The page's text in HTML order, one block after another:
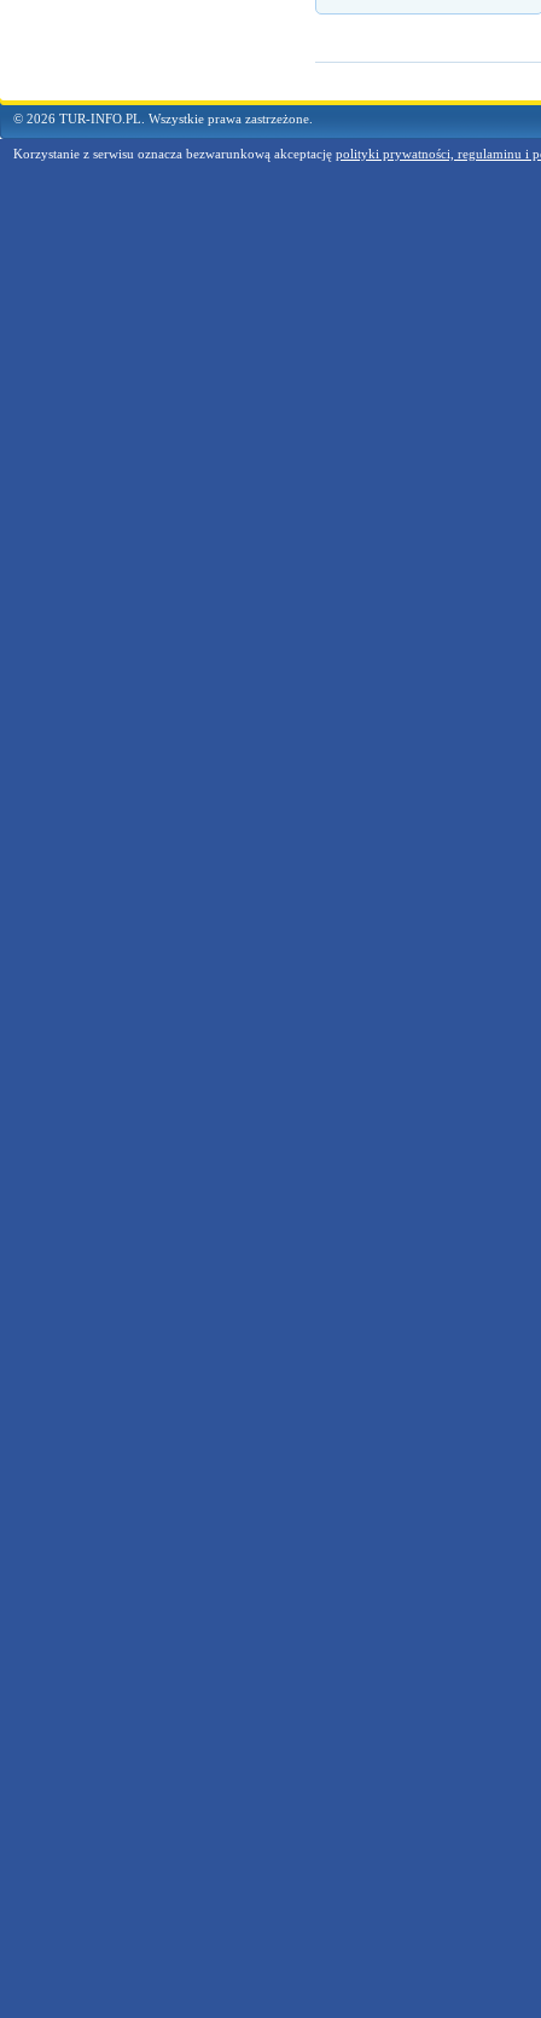
© 2026 TUR-INFO.PL. Wszystkie prawa zastrzeżone.
Korzystanie z serwisu oznacza bezwarunkową akceptację polityki prywatności, regulaminu i